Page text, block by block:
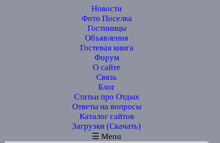
Новости
Фото Поселка
Гостиницы
Объявления
Гостевая книга
Форум
О сайте
Связь
Блог
Статьи про Отдых
Ответы на вопросы
Каталог сайтов
Загрузки (Скачать)
☰ Menu